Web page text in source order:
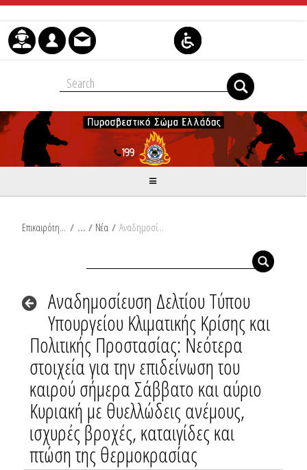
Μετάβαση στο περιεχόμενο
Επικαιρότητα / Νέα / Αναδημοσίευση Δελτίου Τύπου Υπουργείου Κλιματικής Κρίσης και Πολιτικής Προστασίας: Νεότερα στοιχεία για την επιδείνωση του καιρού σήμερα Σάββατο και αύριο Κυριακή με θυελλώδεις ανέμους, ισχυρές βροχές, καταιγίδες και πτώση της θερμοκρασίας
Αναδημοσίευση Δελτίου Τύπου
Υπουργείου Κλιματικής Κρίσης και
Πολιτικής Προστασίας: Νεότερα
στοιχεία για την επιδείνωση του
καιρού σήμερα Σάββατο και αύριο
Κυριακή με θυελλώδεις ανέμους,
ισχυρές βροχές, καταιγίδες και
πτώση της θερμοκρασίας